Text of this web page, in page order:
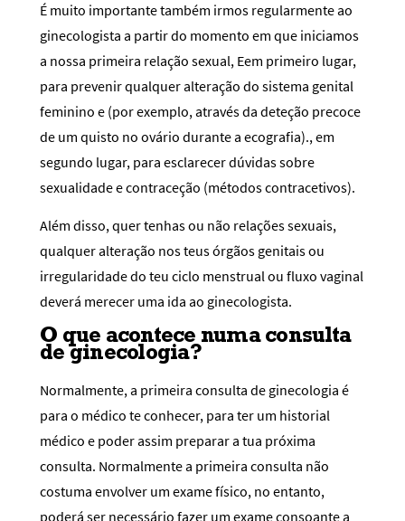
É muito importante também irmos regularmente ao
ginecologista a partir do momento em que iniciamos
a nossa primeira relação sexual, Eem primeiro lugar,
para prevenir qualquer alteração do sistema genital
feminino e (por exemplo, através da deteção precoce
de um quisto no ovário durante a ecografia)., em
segundo lugar, para esclarecer dúvidas sobre
sexualidade e contraceção (métodos contracetivos).
Além disso, quer tenhas ou não relações sexuais,
qualquer alteração nos teus órgãos genitais ou
irregularidade do teu ciclo menstrual ou fluxo vaginal
deverá merecer uma ida ao ginecologista.
O que acontece numa consulta
de ginecologia?
Normalmente, a primeira consulta de ginecologia é
para o médico te conhecer, para ter um historial
médico e poder assim preparar a tua próxima
consulta. Normalmente a primeira consulta não
costuma envolver um exame físico, no entanto,
poderá ser necessário fazer um exame consoante a